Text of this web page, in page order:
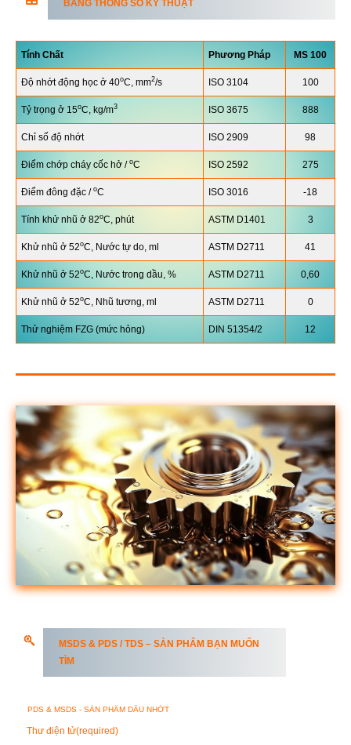
BẢNG THÔNG SỐ KỸ THUẬT
Tính Chất Phương Pháp MS 100
Độ nhớt động học ở 40oC, mm2/s ISO 3104 100
Tỷ trọng ở 15oC, kg/m3 ISO 3675 888
Chỉ số độ nhớt ISO 2909 98
Điểm chớp cháy cốc hở / oC ISO 2592 275
Điểm đông đặc / oC ISO 3016 -18
Tính khử nhũ ở 82oC, phút ASTM D1401 3
Khử nhũ ở 52oC, Nước tự do, ml ASTM D2711 41
Khử nhũ ở 52oC, Nước trong dầu, % ASTM D2711 0,60
Khử nhũ ở 52oC, Nhũ tương, ml ASTM D2711 0
Thử nghiệm FZG (mức hỏng) DIN 51354/2 12
MSDS & PDS / TDS – SẢN PHẨM BẠN MUỐN
TÌM
Thư điện tử(required)